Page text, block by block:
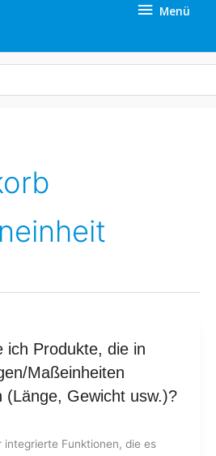
Menü
ich Produkte, die in
Maßeinheiten
(Länge, Gewicht usw.)?
integrierte Funktionen, die es